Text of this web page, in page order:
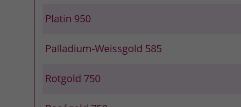
Platin 950
Palladium-Weissgold 585
Rotgold 750